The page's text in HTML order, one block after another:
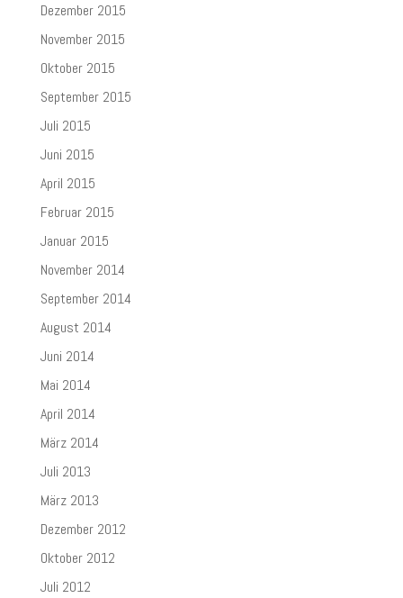
Dezember 2015
November 2015
Oktober 2015
September 2015
Juli 2015
Juni 2015
April 2015
Februar 2015
Januar 2015
November 2014
September 2014
August 2014
Juni 2014
Mai 2014
April 2014
März 2014
Juli 2013
März 2013
Dezember 2012
Oktober 2012
Juli 2012